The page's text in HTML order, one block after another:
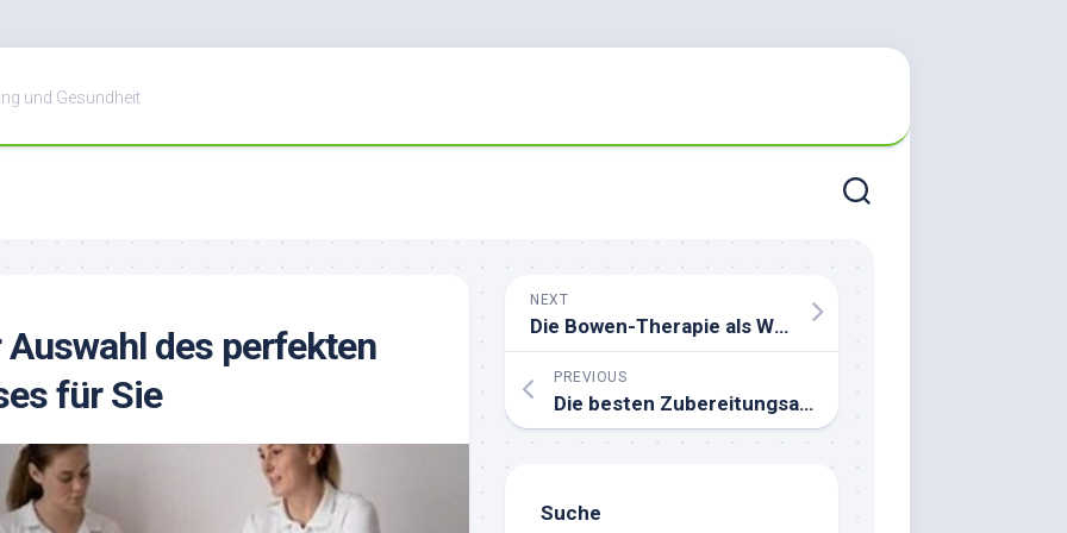
und Gesundheit
des perfekten
für Sie
NEXT
Die Bowen-Therapie als Wunder der Heilung
PREVIOUS
Die besten Zubereitungsarten für Matcha für maximale gesundheitliche Vorteile
Suche